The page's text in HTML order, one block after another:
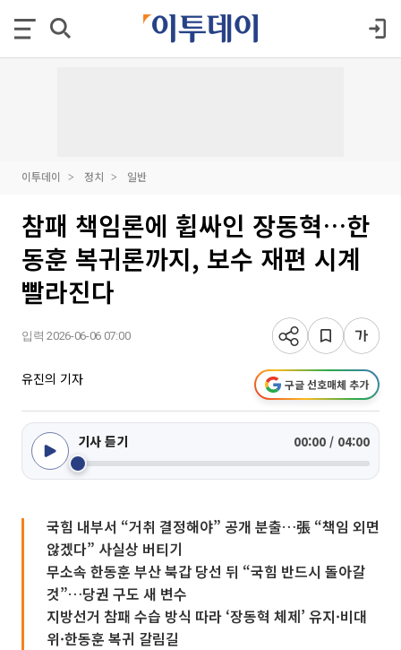
이투데이 정치 일반
참패 책임론에 휩싸인 장동혁…한
동훈 복귀론까지, 보수 재편 시계
빨라진다
입력 2026-06-06 07:00
유진의 기자 구글 선호매체 추가
기사 듣기 00:00 / 04:00
국힘 내부서 “거취 결정해야” 공개 분출…張 “책임 외면
않겠다” 사실상 버티기
무소속 한동훈 부산 북갑 당선 뒤 “국힘 반드시 돌아갈
것”…당권 구도 새 변수
지방선거 참패 수습 방식 따라 ‘장동혁 체제’ 유지·비대
위·한동훈 복귀 갈림길